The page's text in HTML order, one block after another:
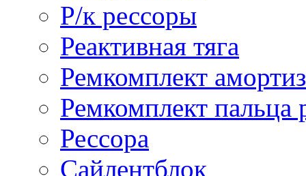
Р/к рессоры
Реактивная тяга
Ремкомплект
Ремкомплект пальца
Рессора
Сайлентблок